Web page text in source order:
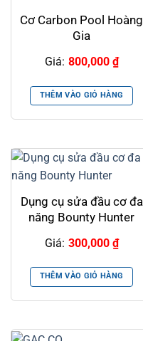
Cơ Carbon Pool Hoàng
Gia
Giá: 800,000 ₫
THÊM VÀO GIỎ HÀNG
Dụng cụ sửa đầu cơ đa
năng Bounty Hunter
Giá: 300,000 ₫
THÊM VÀO GIỎ HÀNG